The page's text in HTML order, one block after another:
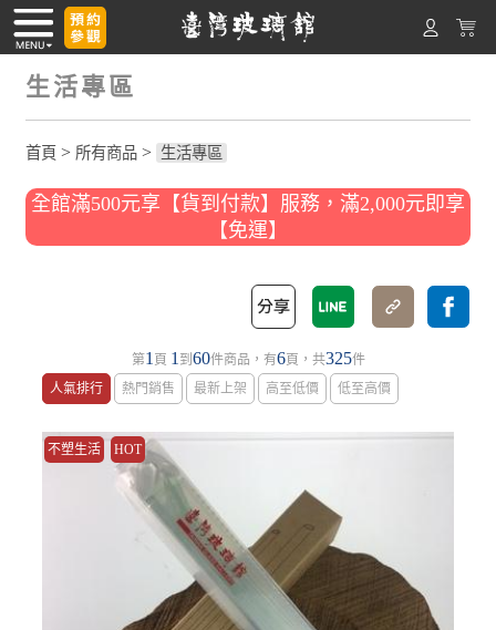
生活專區
首頁 > 所有商品 > 生活專區
全館滿500元享【貨到付款】服務，滿2,000元即享
【免運】
第1 頁 1 到 60件商品，有6頁，共325件
人氣排行
熱門銷售 最新上架 高至低價 低至高價
不塑生活 HOT